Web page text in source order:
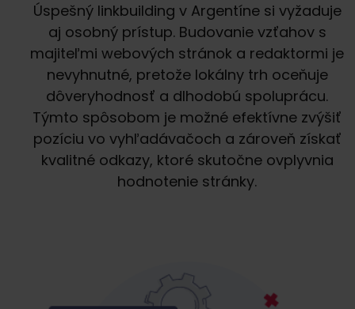
Úspešný linkbuilding v Argentíne si vyžaduje
aj osobný prístup. Budovanie vzťahov s
majiteľmi webových stránok a redaktormi je
nevyhnutné, pretože lokálny trh oceňuje
dôveryhodnosť a dlhodobú spoluprácu.
Týmto spôsobom je možné efektívne zvýšiť
pozíciu vo vyhľadávačoch a zároveň získať
kvalitné odkazy, ktoré skutočne ovplyvnia
hodnotenie stránky.